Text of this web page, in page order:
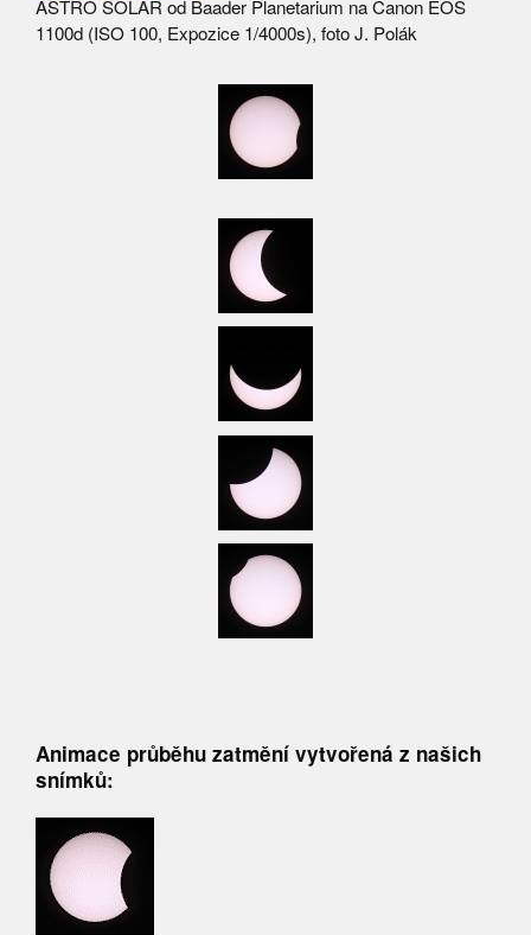
ASTRO SOLAR od Baader Planetarium na Canon EOS
1100d (ISO 100, Expozice 1/4000s), foto J. Polák
Animace průběhu zatmění vytvořená z našich
snímků: